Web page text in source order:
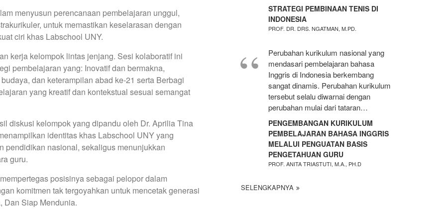
menyusun perencanaan pembelajaran unggul,
untuk memastikan keselarasan dengan
ciri khas Labschool UNY.
kerja kelompok lintas jenjang. Sesi kolaboratif ini
pembelajaran yang: Inovatif dan bermakna,
dan keterampilan abad ke-21 serta Berbagi
yang kreatif dan kontekstual sesuai semangat
diskusi kelompok yang dipandu oleh Dr. Aprilia Tina
identitas khas Labschool UNY yang
pendidikan nasional, sekaligus menunjukkan
guru.
posisinya sebagai pelopor dalam
komitmen tak tergoyahkan untuk mencetak generasi
Dan Siap Mendunia.
STRATEGI PEMBINAAN TENIS DI
INDONESIA
PROF. DR. DRS. NGATMAN, M.PD.
Perubahan kurikulum nasional yang
mendasari pembelajaran bahasa
Inggris di Indonesia berkembang
sangat dinamis. Perubahan kurikulum
tersebut selalu diwarnai dengan
perubahan mulai dari tataran…
PENGEMBANGAN KURIKULUM
PEMBELAJARAN BAHASA INGGRIS
MELALUI PENGUATAN BASIS
PENGETAHUAN GURU
PROF. ANITA TRIASTUTI, M.A., PH.D
SELENGKAPNYA